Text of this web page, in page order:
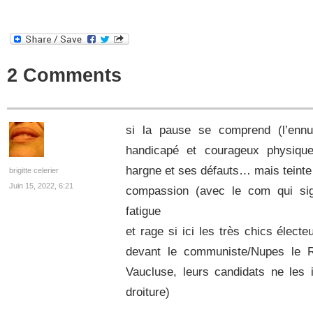
2 Comments
brigitte celerier
Juin 15, 2022, 6:21
si la pause se comprend
handicapé et courageux
hargne et ses défauts… mais teinte
compassion (avec le com qui
fatigue
et rage si ici les très chics
devant le communiste/Nupes le
Vaucluse, leurs candidats ne
droiture)